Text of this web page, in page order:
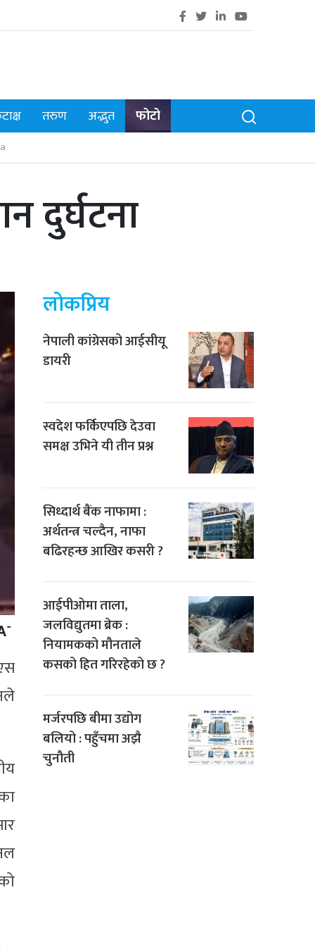
तरुण अद्भुत फोटो
दुर्घटना
लोकप्रिय
नेपाली कांग्रेसको आईसीयू
डायरी
स्वदेश फर्किएपछि देउवा
समक्ष उभिने यी तीन प्रश्न
सिध्दार्थ बैंक नाफामा :
अर्थतन्त्र चल्दैन, नाफा
बढिरहन्छ आखिर कसरी ?
आईपीओमा ताला,
जलविद्युतमा ब्रेक :
नियामकको मौनताले
कसको हित गरिरहेको छ ?
मर्जरपछि बीमा उद्योग
बलियो : पहुँचमा अझै
चुनौती